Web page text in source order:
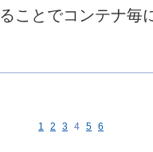
ことでコンテナ毎
1 2 3 4 5 6